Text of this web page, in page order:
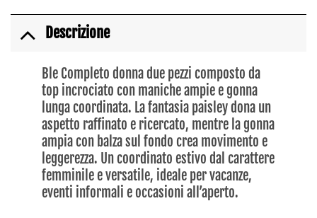
Descrizione
Ble Completo donna due pezzi composto da
top incrociato con maniche ampie e gonna
lunga coordinata. La fantasia paisley dona un
aspetto raffinato e ricercato, mentre la gonna
ampia con balza sul fondo crea movimento e
leggerezza. Un coordinato estivo dal carattere
femminile e versatile, ideale per vacanze,
eventi informali e occasioni all’aperto.